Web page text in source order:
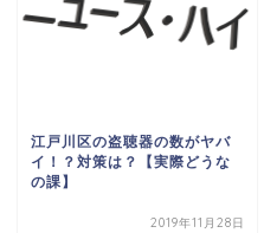
江戸川区の盗聴器の数がヤバ
イ！？対策は？【実際どうな
の課】
2019年11月28日